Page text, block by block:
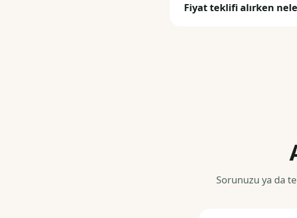
Fiyat teklifi alırken
Sorunuzu ya da